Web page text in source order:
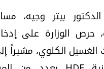
بيتر وجيه،
حرص الوزارة على
الكلوي، مشيراً